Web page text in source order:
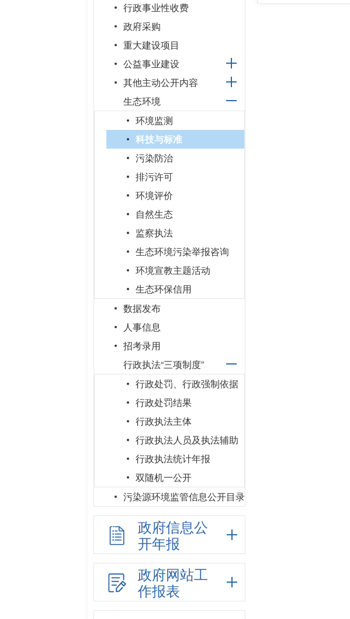
行政事业性收费
政府采购
重大建设项目
公益事业建设
其他主动公开内容
生态环境
环境监测
科技与标准
污染防治
排污许可
环境评价
自然生态
监察执法
生态环境污染举报咨询
环境宣教主题活动
生态环保信用
数据发布
人事信息
招考录用
行政执法“三项制度”
行政处罚、行政强制依据
行政处罚结果
行政执法主体
行政执法人员及执法辅助
行政执法统计年报
双随机一公开
污染源环境监管信息公开目录
政府信息公
开年报
政府网站工
作报表